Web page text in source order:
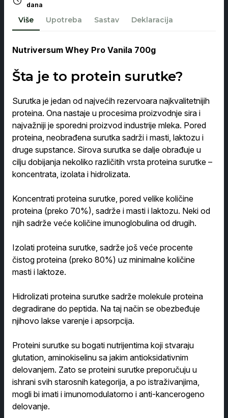
dana
Više Upotreba Sastav Deklaracija
Nutriversum Whey Pro Vanila 700g
Šta je to protein surutke?
Surutka je jedan od najvećih rezervoara najkvalitetnijih
proteina. Ona nastaje u procesima proizvodnje sira i
najvažniji je sporedni proizvod industrije mleka. Pored
proteina, neobrađena surutka sadrži i masti, laktozu i
druge supstance. Sirova surutka se dalje obrađuje u
cilju dobijanja nekoliko različitih vrsta proteina surutke –
koncentrata, izolata i hidrolizata.
Koncentrati proteina surutke, pored velike količine
proteina (preko 70%), sadrže i masti i laktozu. Neki od
njih sadrže veće količine imunoglobulina od drugih.
Izolati proteina surutke, sadrže još veće procente
čistog proteina (preko 80%) uz minimalne količine
masti i laktoze.
Hidrolizati proteina surutke sadrže molekule proteina
degradirane do peptida. Na taj način se obezbeđuje
njihovo lakse varenje i apsorpcija.
Proteini surutke su bogati nutrijentima koji stvaraju
glutation, aminokiselinu sa jakim antioksidativnim
delovanjem. Zato se proteini surutke preporučuju u
ishrani svih starosnih kategorija, a po istraživanjima,
mogli bi imati i imunomodulatorno i anti-kancerogeno
delovanje.